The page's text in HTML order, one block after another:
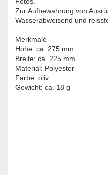
Zur Aufbewahrung von
Wasserabweisend und
Merkmale
Höhe: ca. 275 mm
Breite: ca. 225 mm
Material: Polyester
Farbe: oliv
Gewicht: ca. 18 g